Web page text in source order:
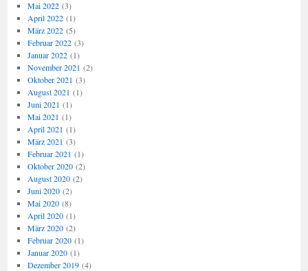
Mai 2022(3)
April 2022(1)
März 2022(5)
Februar 2022(3)
Januar 2022(1)
November 2021 (2)
Oktober 2021 (3)
August 2021 (1)
Juni 2021 (1)
Mai 2021 (1)
April 2021 (1)
März 2021 (3)
Februar 2021 (1)
Oktober 2020(2)
August 2020(2)
Juni 2020(2)
Mai 2020(8)
April 2020(1)
März 2020(2)
Februar 2020(1)
Januar 2020(1)
Dezember 2019(4)